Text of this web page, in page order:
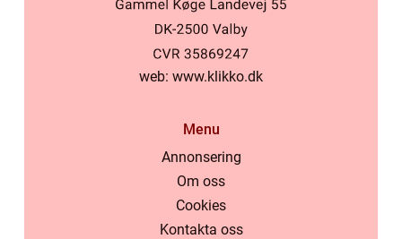
web: www.klikko.dk
Menu
Annonsering
Om oss
Cookies
Kontakta oss